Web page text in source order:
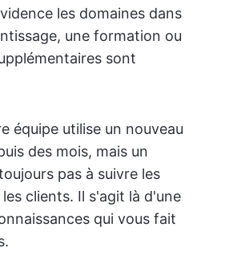
les domaines dans
une formation ou
sont
équipe utilise un nouveau
des mois, mais un
pas à suivre les
clients. Il s'agit là d'une
qui vous fait